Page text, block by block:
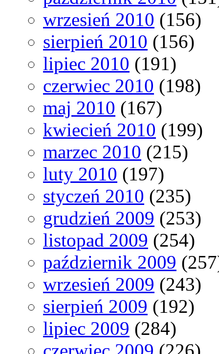
wrzesień 2010 (156)
sierpień 2010 (156)
lipiec 2010 (191)
czerwiec 2010 (198)
maj 2010 (167)
kwiecień 2010 (199)
marzec 2010 (215)
luty 2010 (197)
styczeń 2010 (235)
grudzień 2009 (253)
listopad 2009 (254)
październik 2009
wrzesień 2009 (243)
sierpień 2009 (192)
lipiec 2009 (284)